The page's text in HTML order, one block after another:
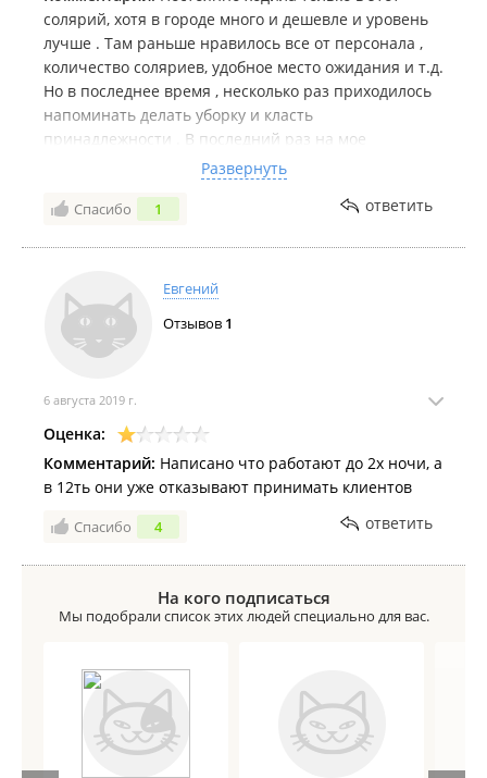
солярий, хотя в городе много и дешевле и уровень
лучше . Там раньше нравилось все от персонала ,
количество соляриев, удобное место ожидания и т.д.
Но в последнее время , несколько раз приходилось
напоминать делать уборку и класть
принадлежности . В последний раз на мое
высказывание о недовольстве , что не было чистого
полотенца и стикеров, а соответственно и не
протирался сам солярий дез. средством, админ
хожу и ни кому не советую , кому действительно не
хочется подцепить на кожу какую нибудь болячку,
Ужас.
Развернуть
Спасибо 1 ответить
Евгений
Отзывов 1
6 августа 2019 г.
Оценка:
Комментарий: Написано что работают до 2х ночи, а
в 12ть они уже отказывают принимать клиентов
Спасибо 4 ответить
На кого подписаться
Мы подобрали список этих людей специально для вас.